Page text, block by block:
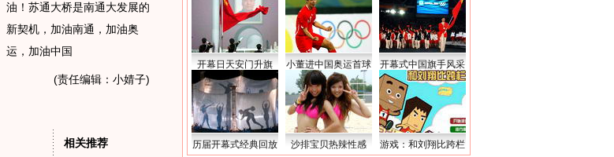
油！苏通大桥是南通大发展的
新契机，加油南通，加油奥
运，加油中国
(责任编辑：小婧子)
相关推荐
开幕日天安门升旗 小董进中国奥运首球 开幕式中国旗手风采
历届开幕式经典回放 沙排宝贝热辣性感 游戏：和刘翔比跨栏